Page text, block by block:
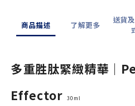
商品描述 了解更多
送貨
多重胜肽緊緻精華｜
Effector 30ml